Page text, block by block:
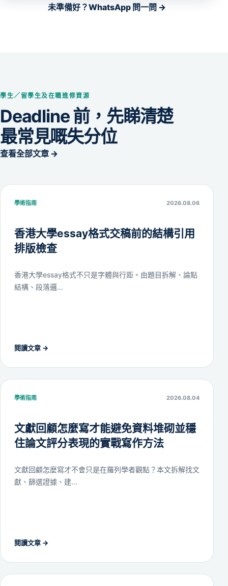
未準備好？WhatsApp 問一問 →
學生／留學生及在職進修資源
Deadline 前，先睇清楚
最常見嘅失分位
查看全部文章 →
學術指南 2026.08.06
香港大學essay格式交稿前的結構引用
排版檢查
香港大學essay格式不只是字體與行距。由題目拆解、論點
結構、段落邏...
閱讀文章 →
學術指南 2026.08.04
文獻回顧怎麼寫才能避免資料堆砌並穩
住論文評分表現的實戰寫作方法
文獻回顧怎麼寫才不會只是在羅列學者觀點？本文拆解找文
獻、篩選證據、建...
閱讀文章 →